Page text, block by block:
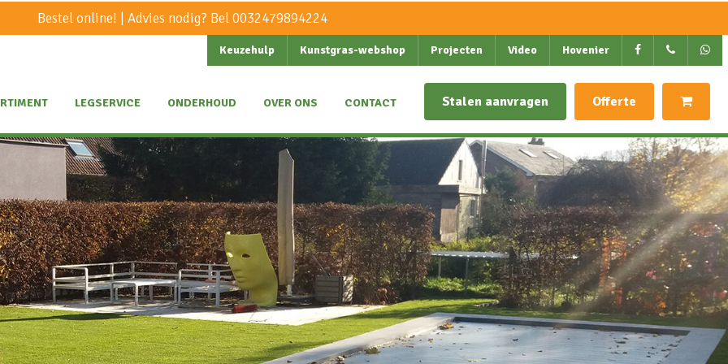
Bestel online! | Advies nodig? Bel0032479894224
Keuzehulp Kunstgras-webshop Projecten Video Hovenier
LEGSERVICE ONDERHOUD OVER ONS CONTACT Stalen aanvragen Offerte